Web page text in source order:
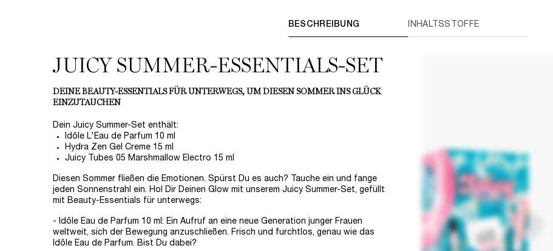
BESCHREIBUNG INHALTSSTOFFE​
JUICY SUMMER-ESSENTIALS-SET
DEINE BEAUTY-ESSENTIALS FÜR UNTERWEGS, UM DIESEN SOMMER INS GLÜCK
EINZUTAUCHEN
Dein Juicy Summer-Set enthält:
Idôle L'Eau de Parfum 10 ml
Hydra Zen Gel Creme 15 ml
Juicy Tubes 05 Marshmallow Electro 15 ml
Diesen Sommer fließen die Emotionen. Spürst Du es auch? Tauche ein und fange
jeden Sonnenstrahl ein. Hol Dir Deinen Glow mit unserem Juicy Summer-Set, gefüllt
mit Beauty-Essentials für unterwegs:
- Idôle Eau de Parfum 10 ml: Ein Aufruf an eine neue Generation junger Frauen
weltweit, sich der Bewegung anzuschließen. Frisch und furchtlos, genau wie das
Idôle Eau de Parfum. Bist Du dabei?